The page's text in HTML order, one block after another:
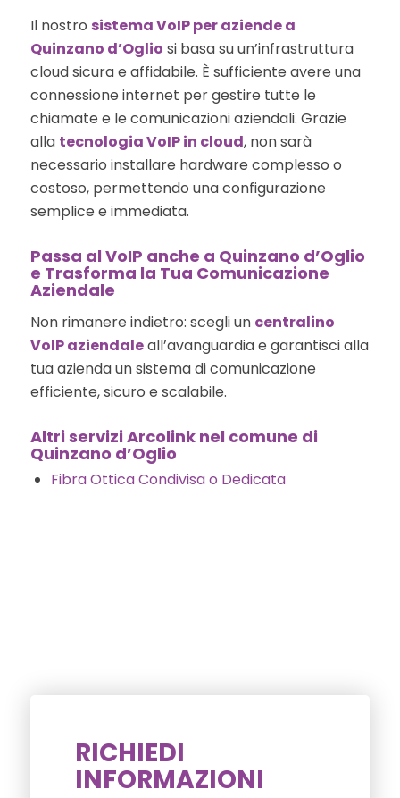
Il nostro sistema VoIP per aziende a
Quinzano d’Oglio si basa su un’infrastruttura
cloud sicura e affidabile. È sufficiente avere una
connessione internet per gestire tutte le
chiamate e le comunicazioni aziendali. Grazie
alla tecnologia VoIP in cloud, non sarà
necessario installare hardware complesso o
costoso, permettendo una configurazione
semplice e immediata.
Passa al VoIP anche a Quinzano d’Oglio
e Trasforma la Tua Comunicazione
Aziendale
Non rimanere indietro: scegli un centralino
VoIP aziendaleall’avanguardia e garantisci alla
tua azienda un sistema di comunicazione
efficiente, sicuro e scalabile.
Altri servizi Arcolink nel comune di
Quinzano d’Oglio
Fibra Ottica Condivisa o Dedicata
RICHIEDI
INFORMAZIONI